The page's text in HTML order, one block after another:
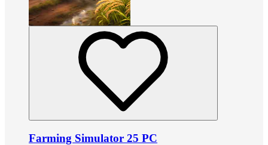
Farming Simulator 25 PC